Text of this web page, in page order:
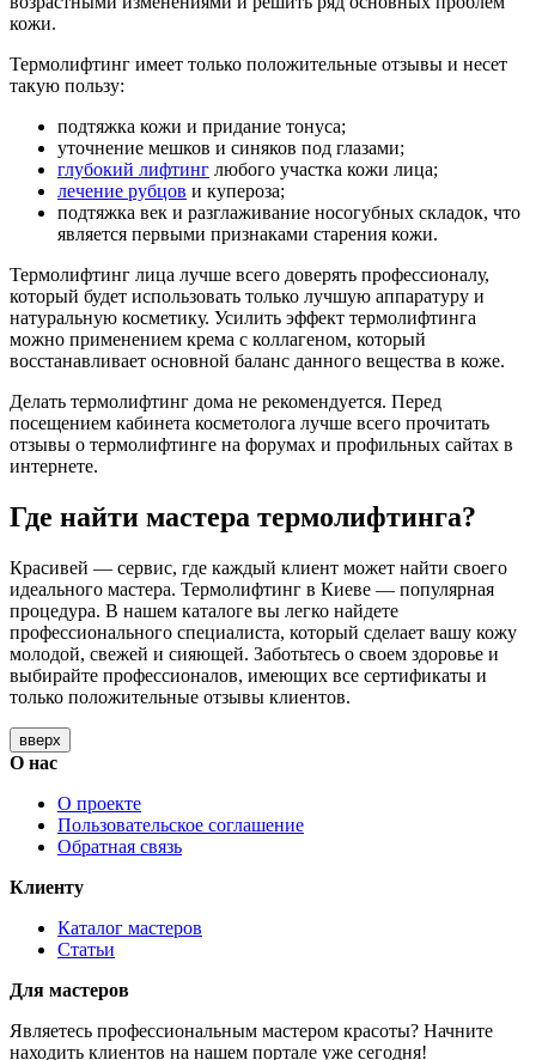
кожи.
Термолифтинг имеет только положительные отзывы и несет
такую пользу:
подтяжка кожи и придание тонуса;
уточнение мешков и синяков под глазами;
глубокий лифтинг любого участка кожи лица;
лечение рубцов и купероза;
подтяжка век и разглаживание носогубных складок, что
является первыми признаками старения кожи.
Термолифтинг лица лучше всего доверять профессионалу,
который будет использовать только лучшую аппаратуру и
натуральную косметику. Усилить эффект термолифтинга
можно применением крема с коллагеном, который
восстанавливает основной баланс данного вещества в коже.
Делать термолифтинг дома не рекомендуется. Перед
посещением кабинета косметолога лучше всего прочитать
отзывы о термолифтинге на форумах и профильных сайтах в
интернете.
Где найти мастера термолифтинга?
Красивей — сервис, где каждый клиент может найти своего
идеального мастера. Термолифтинг в Киеве — популярная
процедура. В нашем каталоге вы легко найдете
профессионального специалиста, который сделает вашу кожу
молодой, свежей и сияющей. Заботьтесь о своем здоровье и
выбирайте профессионалов, имеющих все сертификаты и
только положительные отзывы клиентов.
вверх
О нас
О проекте
Пользовательское соглашение
Обратная связь
Клиенту
Каталог мастеров
Статьи
Для мастеров
Являетесь профессиональным мастером красоты? Начните
находить клиентов на нашем портале уже сегодня!